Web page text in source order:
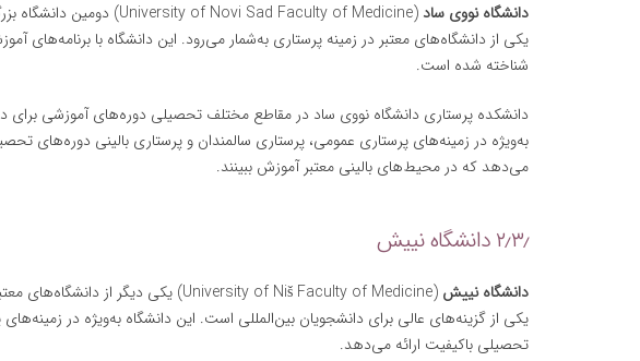
دانشگاه نووی ساد
یکی از دانشگاه‌های معتبر در زمینه پرستاری به‌شمار می‌رود. این دانشگاه با برنامه‌های
شناخته شده است.
دانشکده پرستاری دانشگاه نووی ساد در مقاطع مختلف تحصیلی دوره‌های آموزشی برای
به‌ویژه در زمینه‌های پرستاری عمومی، پرستاری سالمندان و پرستاری بالینی دوره‌های
می‌دهد که در محیط‌های بالینی معتبر آموزش ببینند.
۲٫۳٫ دانشگاه نییش
دانشگاه نییش
یکی از گزینه‌های عالی برای دانشجویان بین‌المللی است. این دانشگاه به‌ویژه در
تحصیلی باکیفیت ارائه می‌دهد.